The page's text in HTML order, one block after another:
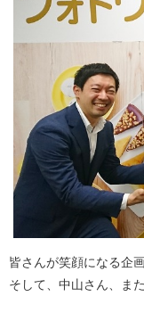
皆さんが笑顔になる企
そして、中山さん、ま